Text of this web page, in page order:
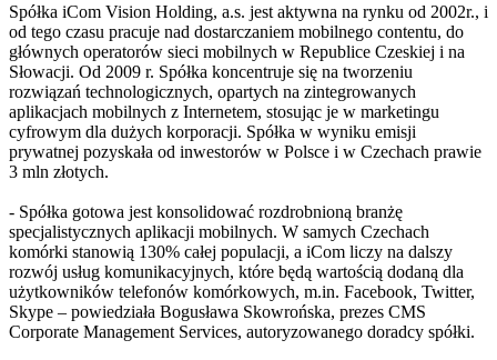
Spółka iCom Vision Holding, a.s. jest aktywna na rynku od 2002r., i
od tego czasu pracuje nad dostarczaniem mobilnego contentu, do
głównych operatorów sieci mobilnych w Republice Czeskiej i na
Słowacji. Od 2009 r. Spółka koncentruje się na tworzeniu
rozwiązań technologicznych, opartych na zintegrowanych
aplikacjach mobilnych z Internetem, stosując je w marketingu
cyfrowym dla dużych korporacji. Spółka w wyniku emisji
prywatnej pozyskała od inwestorów w Polsce i w Czechach prawie
3 mln złotych.
- Spółka gotowa jest konsolidować rozdrobnioną branżę
specjalistycznych aplikacji mobilnych. W samych Czechach
komórki stanowią 130% całej populacji, a iCom liczy na dalszy
rozwój usług komunikacyjnych, które będą wartością dodaną dla
użytkowników telefonów komórkowych, m.in. Facebook, Twitter,
Skype – powiedziała Bogusława Skowrońska, prezes CMS
Corporate Management Services, autoryzowanego doradcy spółki.